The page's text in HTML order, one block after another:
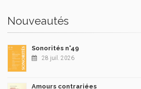
Nouveautés
Sonorités n°49
28 juil. 2026
Amours contrariées